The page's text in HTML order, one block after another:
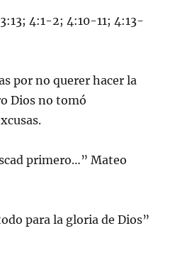
4:1-2; 4:10-11; 4:13-
por no querer hacer la
Dios no tomó
primero…” Mateo
para la gloria de Dios”